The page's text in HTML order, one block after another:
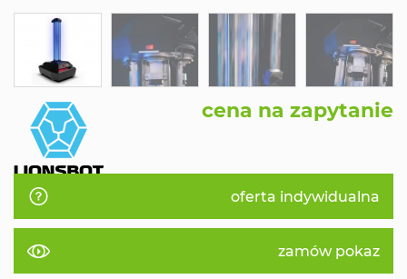
cena na zapytanie
oferta indywidualna
zamów pokaz